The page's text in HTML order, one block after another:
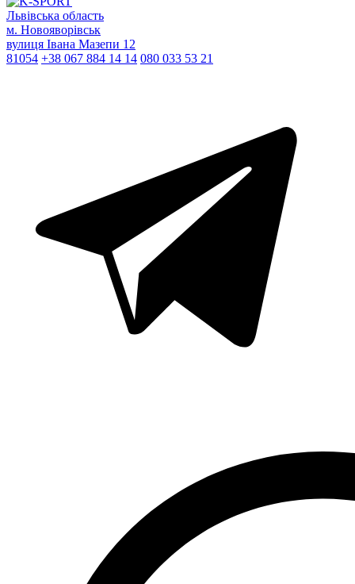
Львівська область
м. Новояворівськ
вулиця Івана Мазепи 12
81054 +38 067 884 14 14 080 033 53 21